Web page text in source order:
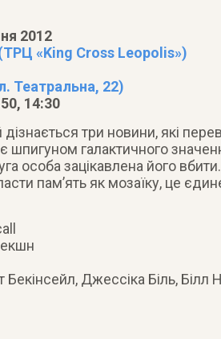
2012
«King Cross Leopolis»)
Театральна, 22)
14:30
три новини, які
галактичного
особа зацікавлена його
пам’ять як мозаїку, це
Джессіка Біль, Білл